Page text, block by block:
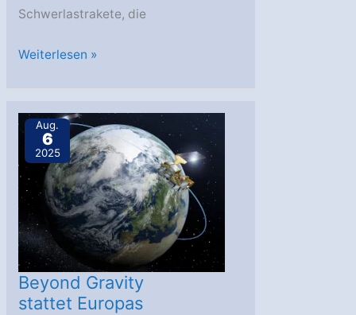
Schwerlastrakete, die
Metop-
mit
Ariane 6
von
Arianespace
erfolgreich
gestartet
Weiterlesen »
Aug.
6
2025
Beyond Gravity
stattet Europas